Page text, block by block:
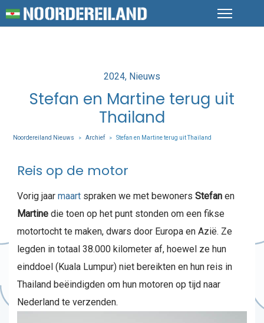
Posted
in
2024 Nieuws
Stefan en Martine terug uit
Thailand
Noordereiland Nieuws > Archief > Stefan en Martine terug uit Thailand
Reis op de motor
Vorig jaar maart spraken we met bewoners Stefan en
Martine die toen op het punt stonden om een fikse
motortocht te maken, dwars door Europa en Azië. Ze
legden in totaal 38.000 kilometer af, hoewel ze hun
einddoel (Kuala Lumpur) niet bereikten en hun reis in
Thailand beëindigden om hun motoren op tijd naar
Nederland te verzenden.